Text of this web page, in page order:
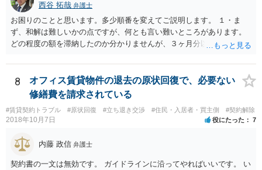
西谷 拓哉 弁護士
お困りのことと思います。多少順番を変えてご説明します。 １・ま
ず、和解は難しいかの点ですが、何とも言い難いところがあります。
どの程度の額を滞納したのか分かりませんが、３ヶ月分以上滞納した
れたと評価され、来月払えるからと言って、大家があなたとの賃貸借
契約が解約できることに変わりなくなってしまうからです。 そのよう
な場合、相手が、「もう出て行って欲しい」と考えていれば、引き続
き居住する前提での和解は難しい可能性があります。 ２・弁護士が事
件の見通しをたてるにも、賃料滞納状況で見立てが変わりますし、そ
もそも賃料滞納状況によってはご希望に沿える活動を保障できず、 依
頼を受けられないかもしれないです。依頼を受けるにしても厳しめの
リスクを踏まえた上でのものとなる可能性があります。 定型的な事件
依頼となるかもわからず、着手金額もなんともいえないと思います。
8
オフィス賃貸物件の退去の原状回復で、必要ない
修繕費を請求されている
#賃貸契約トラブル #原状回復 #立ち退き交渉 #住民・入居者・買主側 #契約解除
2018年10月7日 役にたった 7
内藤 政信 弁護士
契約書の一文は無効です。 ガイドラインに沿ってやればいいです。 い